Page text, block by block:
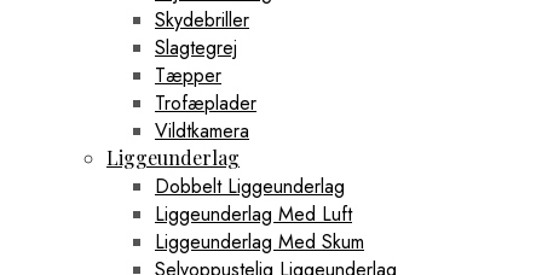
Skydebriller
Slagtegrej
Tæpper
Trofæplader
Vildtkamera
Liggeunderlag
Dobbelt Liggeunderlag
Liggeunderlag Med Luft
Liggeunderlag Med Skum